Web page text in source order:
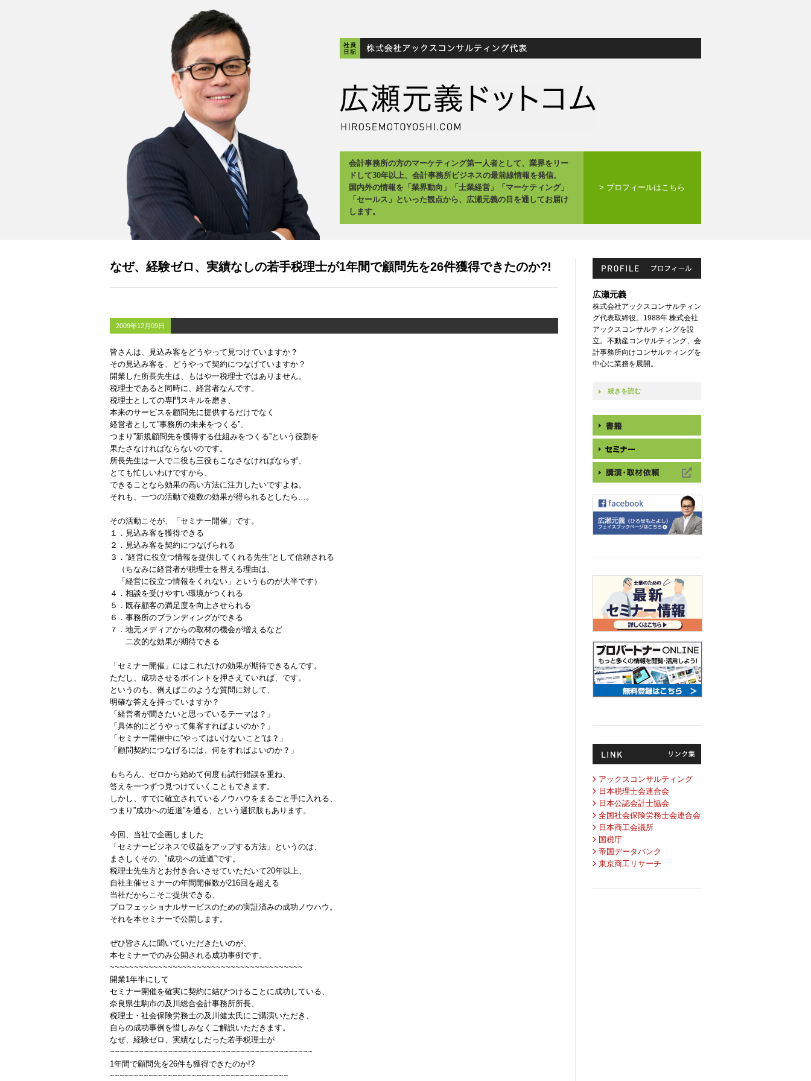
会計事務所の方のマーケティング第一人者として、業界をリー
ドして30年以上、会計事務所ビジネスの最前線情報を発信。
国内外の情報を「業界動向」「士業経営」「マーケティング」
「セールス」といった観点から、広瀬元義の目を通してお届け
します。
> プロフィールはこちら
なぜ、経験ゼロ、実績なしの若手税理士が1年間で顧問先を26件獲得できたのか?!
2009年12月09日
皆さんは、見込み客をどうやって見つけていますか？
その見込み客を、どうやって契約につなげていますか？
開業した所長先生は、もはや一税理士ではありません。
税理士であると同時に、経営者なんです。
税理士としての専門スキルを磨き、
本来のサービスを顧問先に提供するだけでなく
経営者として”事務所の未来をつくる”、
つまり”新規顧問先を獲得する仕組みをつくる”という役割を
果たさなければならないのです。
所長先生は一人で二役も三役もこなさなければならず、
とても忙しいわけですから、
できることなら効果の高い方法に注力したいですよね。
それも、一つの活動で複数の効果が得られるとしたら…。
その活動こそが、「セミナー開催」です。
１．見込み客を獲得できる
２．見込み客を契約につなげられる
３．”経営に役立つ情報を提供してくれる先生”として信頼される
（ちなみに経営者が税理士を替える理由は、
「経営に役立つ情報をくれない」というものが大半です）
４．相談を受けやすい環境がつくれる
５．既存顧客の満足度を向上させられる
６．事務所のブランディングができる
７．地元メディアからの取材の機会が増えるなど
二次的な効果が期待できる
「セミナー開催」にはこれだけの効果が期待できるんです。
ただし、成功させるポイントを押さえていれば、です。
というのも、例えばこのような質問に対して、
明確な答えを持っていますか？
「経営者が聞きたいと思っているテーマは？」
「具体的にどうやって集客すればよいのか？」
「セミナー開催中に”やってはいけないこと”は？」
「顧問契約につなげるには、何をすればよいのか？」
もちろん、ゼロから始めて何度も試行錯誤を重ね、
答えを一つずつ見つけていくこともできます。
しかし、すでに確立されているノウハウをまるごと手に入れる、
つまり”成功への近道”を通る、という選択肢もあります。
今回、当社で企画しました
「セミナービジネスで収益をアップする方法」というのは、
まさしくその、”成功への近道”です。
税理士先生方とお付き合いさせていただいて20年以上、
自社主催セミナーの年間開催数が216回を超える
当社だからこそご提供できる、
プロフェッショナルサービスのための実証済みの成功ノウハウ。
それを本セミナーで公開します。
ぜひ皆さんに聞いていただきたいのが、
本セミナーでのみ公開される成功事例です。
~~~~~~~~~~~~~~~~~~~~~~~~~~~~~~~~~~~~~~~~
開業1年半にして
セミナー開催を確実に契約に結びつけることに成功している、
奈良県生駒市の及川総合会計事務所所長、
税理士・社会保険労務士の及川健太氏にご講演いただき、
自らの成功事例を惜しみなくご解説いただきます。
なぜ、経験ゼロ、実績なしだった若手税理士が
~~~~~~~~~~~~~~~~~~~~~~~~~~~~~~~~~~~~~~~~~~
1年間で顧問先を26件も獲得できたのか!?
~~~~~~~~~~~~~~~~~~~~~~~~~~~~~~~~~~~~~
広瀬元義
株式会社アックスコンサルティン
グ代表取締役。1988年 株式会社
アックスコンサルティングを設
立。不動産コンサルティング、会
計事務所向けコンサルティングを
中心に業務を展開。
続きを読む
アックスコンサルティング
日本税理士会連合会
日本公認会計士協会
全国社会保険労務士会連合会
日本商工会議所
国税庁
帝国データバンク
東京商工リサーチ